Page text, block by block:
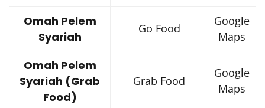
Omah Pelem
Syariah
Go Food
Google
Maps
Omah Pelem
Syariah (Grab
Food)
Grab Food
Google
Maps